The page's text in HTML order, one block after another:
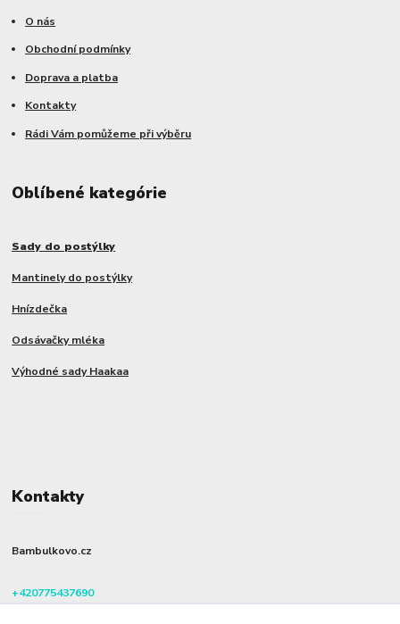
O nás
Obchodní podmínky
Doprava a platba
Kontakty
Rádi Vám pomůžeme při výběru
Oblíbené kategórie
Sady do postýlky
Mantinely do postýlky
Hnízdečka
Odsávačky mléka
Výhodné sady Haakaa
Kontakty
Bambulkovo.cz
+420775437690